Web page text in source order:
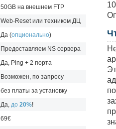
50GB на внешнем FTP
Web-Reset или техником ДЦ
Да (опционально)
Предоставляем NS сервера
Да, Ping + 2 порта
Возможен, по запросу
без платы за установку
Да, до 20%!
69€